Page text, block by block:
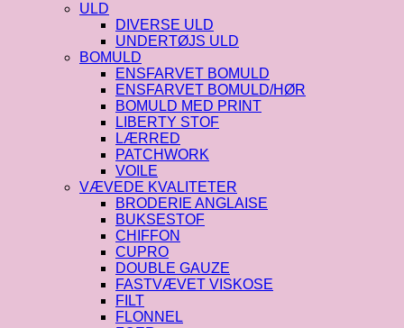
ULD
DIVERSE ULD
UNDERTØJS ULD
BOMULD
ENSFARVET BOMULD
ENSFARVET BOMULD/HØR
BOMULD MED PRINT
LIBERTY STOF
LÆRRED
PATCHWORK
VOILE
VÆVEDE KVALITETER
BRODERIE ANGLAISE
BUKSESTOF
CHIFFON
CUPRO
DOUBLE GAUZE
FASTVÆVET VISKOSE
FILT
FLONNEL